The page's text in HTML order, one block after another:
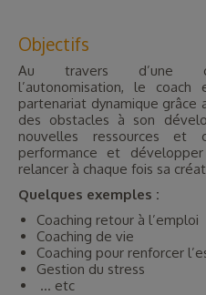
Objectifs
Au travers d’une co-
l’autonomisation, le
partenariat dynamique
des obstacles à son
nouvelles ressources et
performance et
relancer à chaque fois sa
Quelques exemples :
Coaching retour à l’emploi
Coaching de vie
Coaching pour renforcer
Gestion du stress
… etc